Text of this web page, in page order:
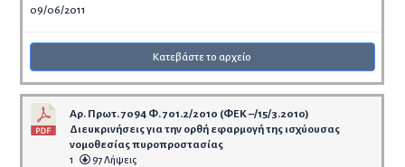
09/06/2011
Κατεβάστε το αρχείο
Αρ. Πρωτ. 7094 Φ. 701.2/2010 (ΦΕΚ –/15/3.2010)
Διευκρινήσεις για την ορθή εφαρμογή της ισχύουσας
νομοθεσίας πυροπροστασίας
1 97 Λήψεις